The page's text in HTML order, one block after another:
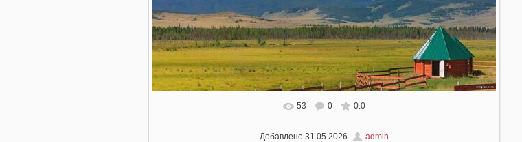
В реальном размере 1600x900
53 0 0.0
Добавлено 31.05.2026 admin